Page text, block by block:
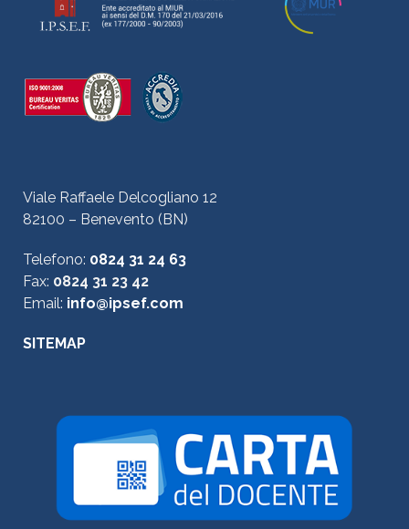
Viale Raffaele Delcogliano 12
82100 – Benevento (BN)
Telefono: 0824 31 24 63
Fax: 0824 31 23 42
Email: info@ipsef.com
SITEMAP